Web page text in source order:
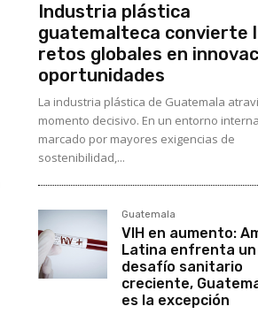
Industria plástica
guatemalteca convierte
retos globales en
oportunidades
La industria plástica de Guatemala
momento decisivo. En un entorno
marcado por mayores exigencias de
sostenibilidad,...
Guatemala
VIH en aumento:
Latina enfrenta un
desafío sanitario
creciente,
es la excepción